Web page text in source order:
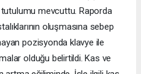
mevcuttu. Raporda
oluşmasına sebep
pozisyonda klavye ile
olduğu belirtildi. Kas ve